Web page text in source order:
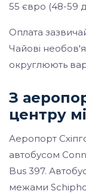
55 євро (48-59
Оплата
Чайові
округлюють
З
центру
Аеропорт
автобусом
Bus 397.
межами